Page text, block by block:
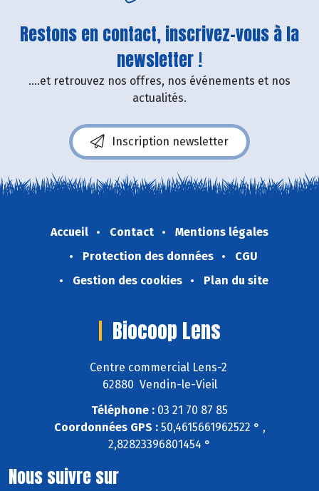
Restons en contact, inscrivez-vous à la
newsletter !
....et retrouvez nos offres, nos événements et nos
actualités.
Inscription newsletter
Accueil Contact
Mentions légales
Protection des données
CGU
Gestion des cookies
Plan du site
Biocoop Lens
Centre commercial Lens-2
62880 Vendin-le-Vieil
Téléphone : 03 21 70 87 85
Coordonnées GPS :50,4615661962522 ° ,
2,82823396801454 °
Nous suivre sur